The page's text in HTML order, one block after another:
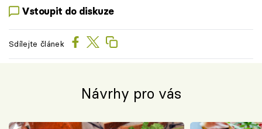
Vstoupit do diskuze
Sdílejte článek
Návrhy pro vás